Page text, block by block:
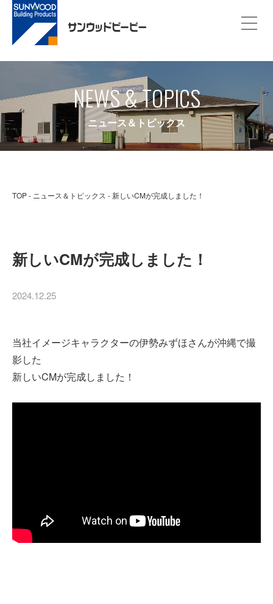
建築資材
NEWS & TOPICS
ニュース＆トピックス
TOP ニュース＆トピックス 新しいCMが完成しました！
新しいCMが完成しました！
2024.12.25
当社イメージキャラクターの伊勢みずほさんが沖縄で撮
影した
新しいCMが完成しました！